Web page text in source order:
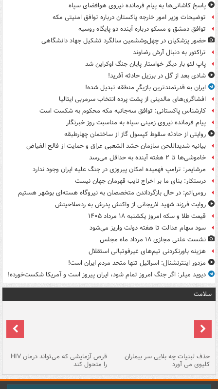
پاسخ کاشانی‌ها به پیام فرمانده نیروی هوافضای سپاه
توضیحات وزیر امور خارجه پاکستان درباره توافق امنیتی مکه
توافق دمشق و مسکو درباره آینده دو پایگاه روسیه
حضور پزشکیان در چهل‌وششمین سالگرد تشکیل جهاد دانشگاهی
تراکتور به دنبال آرش رضاوند
پاپ لئو بار دیگر خواستار پایان جنگ اوکراین شد
شادی بعد از گل در برزیل حادثه آفرید!
ایران به قدرتمندترین بازیگرِ منطقه تبدیل شده!
افشاگری‌های مالدینی از پشت پرده انتخاب سرمربی ایتالیا
کارشناس پاکستانی: توافق سه‌جانبه مکه محکوم به شکست است
پیام فرمانده نیروی زمینی سپاه به مناسبت روز خبرنگار
روایتی از حادثه سقوط کپسول گاز از ساختمان چهارطبقه
بیانیه شدیداللحن سازمان حشد الشعبی عراق و حمایت از فالح الفیاض
خاموشی‌ها تا ۲ هفته آینده به حداقل می‌رسد
مرشایمر: ترامپ فهمیده امکان پیروزی در جنگ علیه ایران وجود ندارد
درستکار: بنای ما بر اخراج نایب قهرمان جهان نیست
روس‌اتم: در حال بازگرداندن متخصصان به نیروگاه هسته‌ای بوشهر هستیم
روایت فرزند شهید لاریجانی از واکنش پدرش به ردصلاحیتش
قیمت طلا و سکه امروز یکشنبه ۱۸ مرداد ۱۴۰۵
سود سهام عدالت تا هفته دولت واریز می‌شود
نشست علنی مجازی ۱۸ مرداد ماه مجلس
هزینه باورنکردنی تیم‌های غیرفوتبالی استقلال
مزدور اینترنشنال: اسرائیل تنها متحد مردم ایران است!
دیوید میلر: اگر جنگ امروز تمام شود، ایران پیروز است و آمریکا شکست‌خورده!
سلامت
حذف لبنیات چه بلایی سر بیماران
کلیوی می آورد
قرص آزمایشی که می‌تواند درمان HIV
را متحول کند